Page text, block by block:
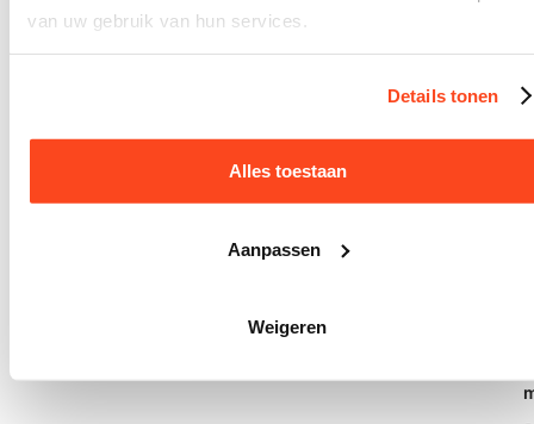
van uw gebruik van hun services.
Details tonen
Alles toestaan
Aanpassen
Weigeren